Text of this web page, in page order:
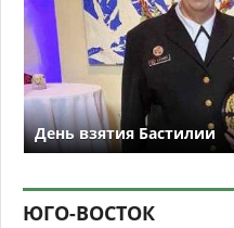
День взятия Бастилии
ЮГО-ВОСТОК